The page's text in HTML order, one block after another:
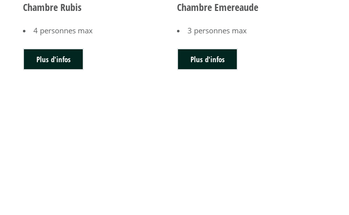
Chambre Rubis
4 personnes max
Plus d'infos
Chambre Emereaude
3 personnes max
Plus d'infos